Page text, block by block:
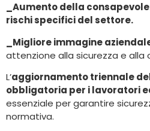
_Aumento della
rischi specifici del settore.
_Migliore immagine
attenzione alla sicurezza e
L’aggiornamento triennale
obbligatoria per i lavoratori
essenziale per garantire
normativa.